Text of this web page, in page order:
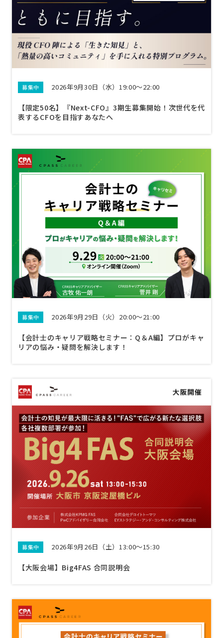
募集中 2026年9月30日（水）19:00～22:00
【限定50名】『Next-CFO』3期生募集開始！次世代を代
表するCFOを目指すあなたへ
募集中 2026年9月29日（火）20:00～21:00
【会計士のキャリア戦略セミナー：Q＆A編】プロがキャ
リアの悩み・疑問を解決します！
募集中 2026年9月26日（土）13:00〜15:30
【大阪会場】Big4FAS 合同説明会